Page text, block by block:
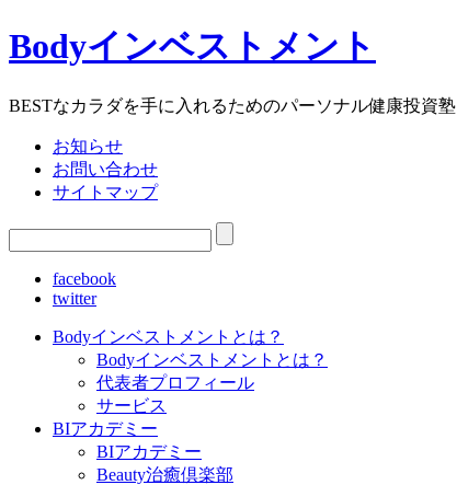
Bodyインベストメント
BESTなカラダを手に入れるためのパーソナル健康投資塾
お知らせ
お問い合わせ
サイトマップ
facebook
twitter
Bodyインベストメントとは？
Bodyインベストメントとは？
代表者プロフィール
サービス
BIアカデミー
BIアカデミー
Beauty治癒倶楽部